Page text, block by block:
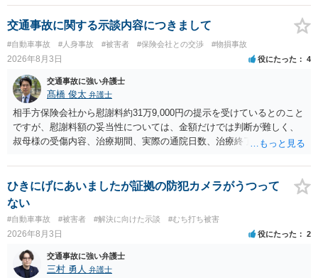
交通事故に関する示談内容につきまして
#自動車事故 #人身事故 #被害者 #保険会社との交渉 #物損事故
2026年8月3日 役にたった 4
交通事故に強い弁護士
髙橋 俊太 弁護士
相手方保険会社から慰謝料約31万9,000円の提示を受けているとのこと
ですが、慰謝料額の妥当性については、金額だけでは判断が難しく、
叔母様の受傷内容、治療期間、実際の通院日数、治療終了の経緯、後
確認する必要があります。保険会社から提示される慰謝料額について
は、弁護士が介入することにより増額を検討できる場合がありますの
で、以下の資料・情報を準備した上で、弁護士に個別に相談すること
をお勧めいたします。 ・相手方保険会社から届いている示談金額の提
示書類 ・叔母様の診断名、けがの内容 ・治療開始日及び治療終了日
・入院の有無、通院回数 ・現在も症状が残っているか ・叔母様ご本人
やご家族等が加入している保険に、今回の事故で利用できる弁護士費
用特約が付帯しているか なお、被害者は叔母様ご本人となりますの
ひきにげにあいましたが証拠の防犯カメラがうつって
ない
#自動車事故 #被害者 #解決に向けた示談 #むち打ち被害
2026年8月3日 役にたった 2
交通事故に強い弁護士
三村 勇人 弁護士